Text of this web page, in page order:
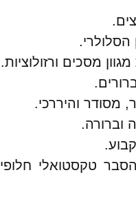
מסכים ורזולוציות.
מסודר והיררכי.
וברורה.
טקסטואלי חלופי